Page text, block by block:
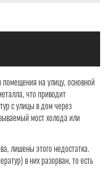
помещения на улицу, основной
что приводит
с улицы в дом через
мост холода или
лишены этого недостатка.
в них разорван, то есть